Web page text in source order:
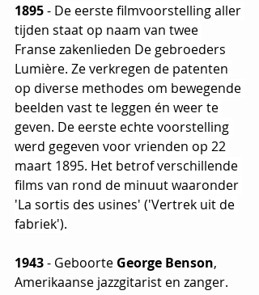
1895 - De eerste filmvoorstelling aller
tijden staat op naam van twee
Franse zakenlieden De gebroeders
Lumière. Ze verkregen de patenten
op diverse methodes om bewegende
beelden vast te leggen én weer te
geven. De eerste echte voorstelling
werd gegeven voor vrienden op 22
maart 1895. Het betrof verschillende
films van rond de minuut waaronder
'La sortis des usines' ('Vertrek uit de
fabriek').
1943 - Geboorte George Benson,
Amerikaanse jazzgitarist en zanger.